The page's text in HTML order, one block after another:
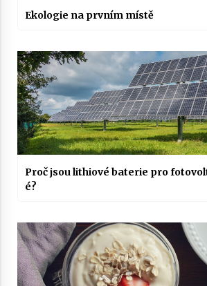
Ekologie na prvním místě
Proč jsou lithiové baterie pro
é?